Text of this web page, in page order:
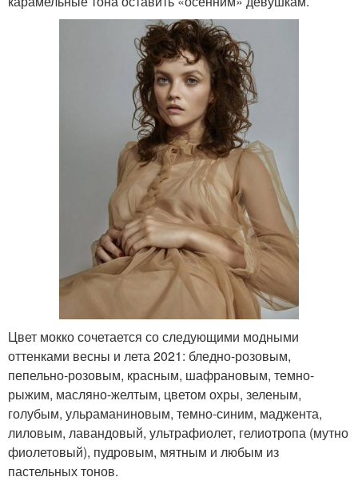
Цвет мокко сочетается со следующими модными
оттенками весны и лета 2021: бледно-розовым,
пепельно-розовым, красным, шафрановым, темно-
рыжим, масляно-желтым, цветом охры, зеленым,
голубым, ульраманиновым, темно-синим, маджента,
лиловым, лавандовый, ультрафиолет, гелиотропа (мутно
фиолетовый), пудровым, мятным и любым из
пастельных тонов.